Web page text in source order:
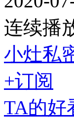
连续播
小灶私
+订阅
TA的好